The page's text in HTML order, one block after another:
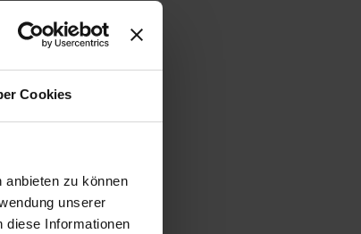
Cookies
anbieten zu können
unserer
diese Informationen